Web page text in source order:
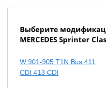
Выберите
MERCEDES Sprinter
W 901-905 T1N Bus 411
CDI 413 CDI